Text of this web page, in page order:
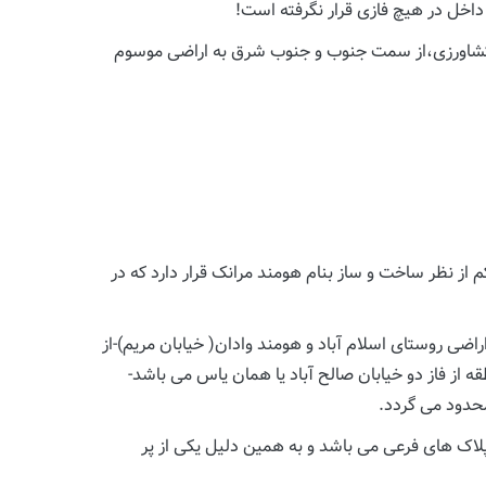
در هیچ فازی قرار نگرفته است!
کشاورزی،از سمت جنوب و جنوب شرق به اراضی موسوم
نظر ساخت و ساز بنام هومند مرانک قرار دارد که در
روستای اسلام آباد و هومند وادان( خیابان مریم)-از
از فاز دو خیابان صالح آباد یا همان یاس می باشد-
می گردد.
و افرازی از پلاک های فرعی می باشد و به همین دلیل یکی از پر